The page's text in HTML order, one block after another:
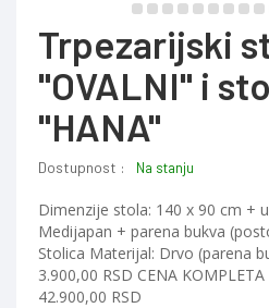
Trpezarijski
"OVALNI" i
"HANA"
Dostupnost : Na stanju
Dimenzije stola: 140 x 90 cm +
Medijapan + parena bukva
Stolica Materijal: Drvo (parena
3.900,00 RSD CENA
42.900,00 RSD